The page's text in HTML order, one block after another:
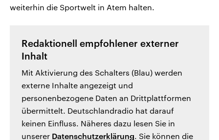
weiterhin die Sportwelt in Atem halten.
Redaktionell empfohlener externer
Inhalt
Mit Aktivierung des Schalters (Blau) werden
externe Inhalte angezeigt und
personenbezogene Daten an Drittplattformen
übermittelt. Deutschlandradio hat darauf
keinen Einfluss. Näheres dazu lesen Sie in
unserer Datenschutzerklärung. Sie können die